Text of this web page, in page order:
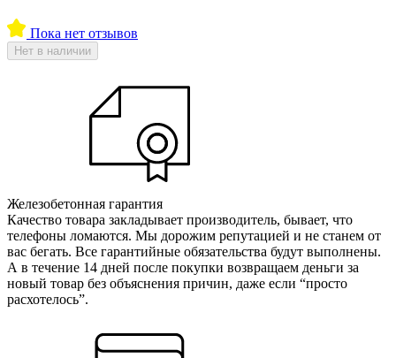
Пока нет отзывов
Нет в наличии
Железобетонная гарантия
Качество товара закладывает производитель, бывает, что
телефоны ломаются. Мы дорожим репутацией и не станем от
вас бегать. Все гарантийные обязательства будут выполнены.
А в течение 14 дней после покупки возвращаем деньги за
новый товар без объяснения причин, даже если “просто
расхотелось”.